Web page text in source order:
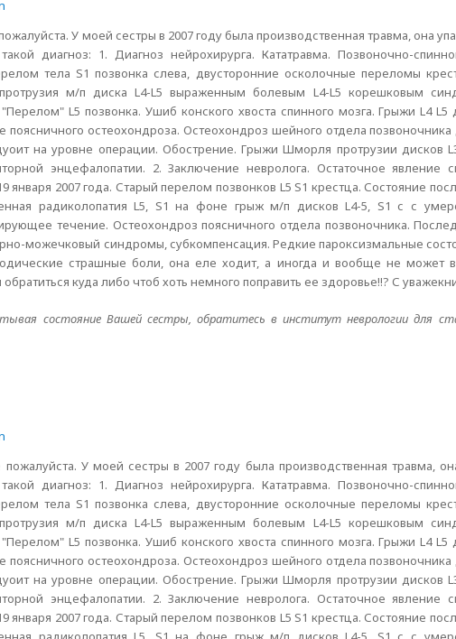
У моей сестры в 2007 году была производственная травма, она
диагноз: 1. Диагноз нейрохирурга. Кататравма. Позвоночно-
тела S1 позвонка слева, двусторонние осколочные переломы
м/п диска L4-L5 выраженным болевым L4-L5 корешковым
L5 позвонка. Ушиб конского хвоста спинного мозга. Грыжи L4
поясничного остеохондроза. Остеохондроз шейного отдела
на уровне операции. Обострение. Грыжи Шморля протрузии дисков
энцефалопатии. 2. Заключение невролога. Остаточное
января 2007 года. Старый перелом позвонков L5 S1 крестца. Состояние
радиколопатия L5, S1 на фоне грыж м/п дисков L4-5, S1 с с
течение. Остеохондроз поясничного отдела позвоночника.
можечковый синдромы, субкомпенсация. Редкие пароксизмальные
страшные боли, она еле ходит, а иногда и вообще не может
куда либо чтоб хоть немного поправить ее здоровье!!? С
состояние Вашей сестры, обратитесь в институт неврологии для
У моей сестры в 2007 году была производственная травма,
диагноз: 1. Диагноз нейрохирурга. Кататравма. Позвоночно-
тела S1 позвонка слева, двусторонние осколочные переломы
м/п диска L4-L5 выраженным болевым L4-L5 корешковым
L5 позвонка. Ушиб конского хвоста спинного мозга. Грыжи L4
поясничного остеохондроза. Остеохондроз шейного отдела
на уровне операции. Обострение. Грыжи Шморля протрузии дисков
энцефалопатии. 2. Заключение невролога. Остаточное
января 2007 года. Старый перелом позвонков L5 S1 крестца. Состояние